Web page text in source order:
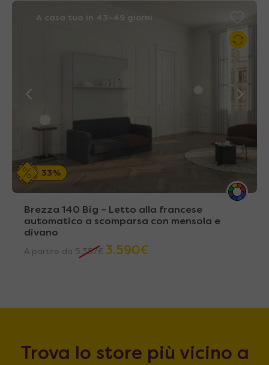
A casa tua in 43~49 giorni
33%
Brezza 140 Big – Letto alla francese
automatico a scomparsa con mensola e
divano
A partire da 5.357€ 3.590€
Trova lo store più vicino a